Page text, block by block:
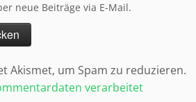
neue Beiträge via E-Mail.
Akismet, um Spam zu reduzieren.
verarbeitet